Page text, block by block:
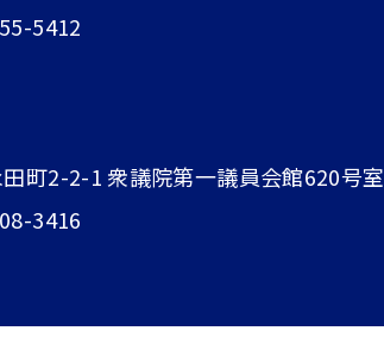
5412
町2-2-1 衆議院第一議員会館620号室
3416